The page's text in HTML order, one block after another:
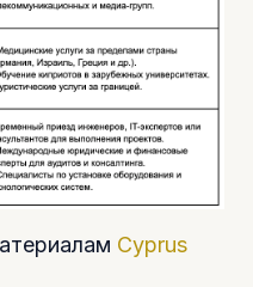
Cyprus